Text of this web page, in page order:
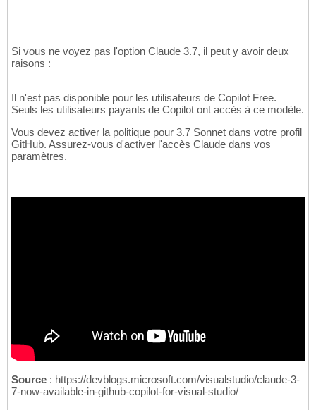
Si vous ne voyez pas l'option Claude 3.7, il peut y avoir deux
raisons :
Il n'est pas disponible pour les utilisateurs de Copilot Free.
Seuls les utilisateurs payants de Copilot ont accès à ce modèle.
Vous devez activer la politique pour 3.7 Sonnet dans votre profil
GitHub. Assurez-vous d'activer l'accès Claude dans vos
paramètres.
Source : https://devblogs.microsoft.com/visualstudio/claude-3-
7-now-available-in-github-copilot-for-visual-studio/